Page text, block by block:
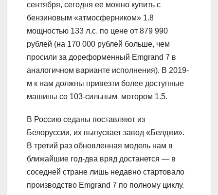
сентября, сегодня ее можно купить с
бензиновым «атмосферником» 1.8
мощностью 133 л.с. по цене от 879 990
рублей (на 170 000 рублей больше, чем
просили за дореформенный Emgrand 7 в
аналогичном варианте исполнения). В 2019-
м к нам должны привезти более доступные
машины со 103-сильным мотором 1.5.
В Россию седаны поставляют из
Белоруссии, их выпускает завод «Белджи».
В третий раз обновленная модель нам в
ближайшие год-два вряд достанется — в
соседней стране лишь недавно стартовало
производство Emgrand 7 по полному циклу.